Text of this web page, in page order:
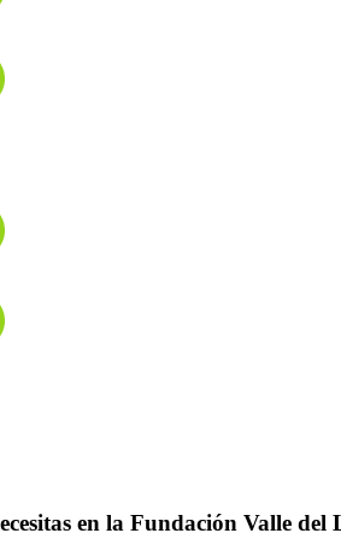
en la Fundación Valle del